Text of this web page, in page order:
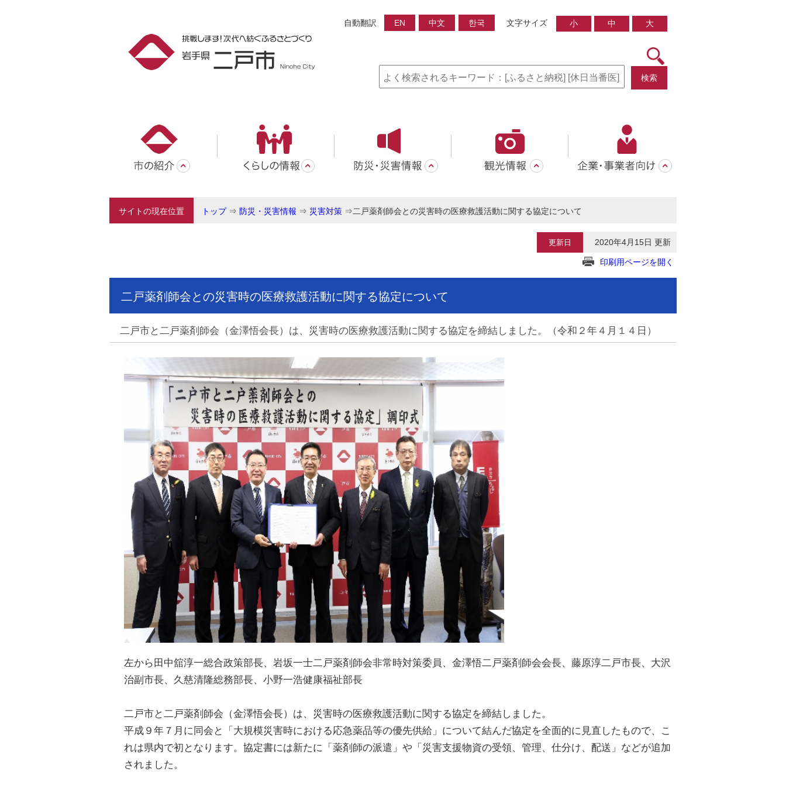
自動翻訳 EN 中文 한국 文字サイズ 小 中 大
検索
サイトの現在位置 トップ⇒ 防災・災害情報 ⇒ 災害対策 ⇒二戸薬剤師会との災害時の医療救護活動に関する協定について
更新日 2020年4月15日 更新
印刷用ページを開く
二戸薬剤師会との災害時の医療救護活動に関する協定について
二戸市と二戸薬剤師会（金澤悟会長）は、災害時の医療救護活動に関する協定を締結しました。（令和２年４月１４日）
左から田中舘淳一総合政策部長、岩坂一士二戸薬剤師会非常時対策委員、金澤悟二戸薬剤師会会長、藤原淳二戸市長、大沢
治副市長、久慈清隆総務部長、小野一浩健康福祉部長
二戸市と二戸薬剤師会（金澤悟会長）は、災害時の医療救護活動に関する協定を締結しました。
平成９年７月に同会と「大規模災害時における応急薬品等の優先供給」について結んだ協定を全面的に見直したもので、こ
れは県内で初となります。協定書には新たに「薬剤師の派遣」や「災害支援物資の受領、管理、仕分け、配送」などが追加
されました。